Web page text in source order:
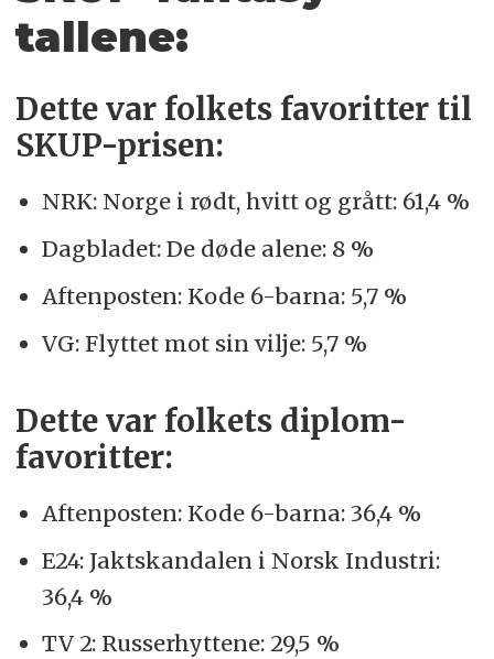
tallene:
Dette var folkets favoritter til
SKUP-prisen:
NRK: Norge i rødt, hvitt og grått: 61,4 %
Dagbladet: De døde alene: 8 %
Aftenposten: Kode 6-barna: 5,7 %
VG: Flyttet mot sin vilje: 5,7 %
Dette var folkets diplom-
favoritter:
Aftenposten: Kode 6-barna: 36,4 %
E24: Jaktskandalen i Norsk Industri:
36,4 %
TV 2: Russerhyttene: 29,5 %